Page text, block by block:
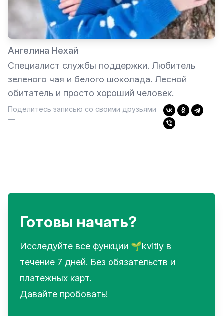
Ангелина Нехай
Специалист службы поддержки. Любитель
зеленого чая и белого шоколада. Лесной
обитатель и просто хороший человек.
Поделитесь записью со своими друзьями
—
Готовы начать?
Исследуйте все функции 🌱kvitly в
течение 7 дней. Без обязательств и
платежных карт.
Давайте пробовать!